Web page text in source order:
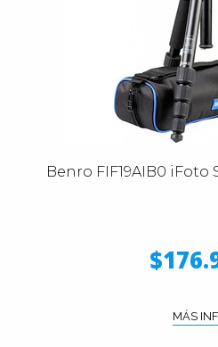
Benro FIF19AIB0 iFoto
MÁS